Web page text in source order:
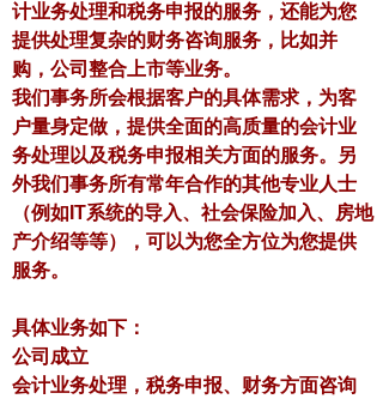
计业务处理和税务申报的服务，还能为您
提供处理复杂的财务咨询服务，比如并
购，公司整合上市等业务。
我们事务所会根据客户的具体需求，为客
户量身定做，提供全面的高质量的会计业
务处理以及税务申报相关方面的服务。另
外我们事务所有常年合作的其他专业人士
（例如IT系统的导入、社会保险加入、房地
产介绍等等），可以为您全方位为您提供
服务。
具体业务如下：
公司成立
会计业务处理，税务申报、财务方面咨询